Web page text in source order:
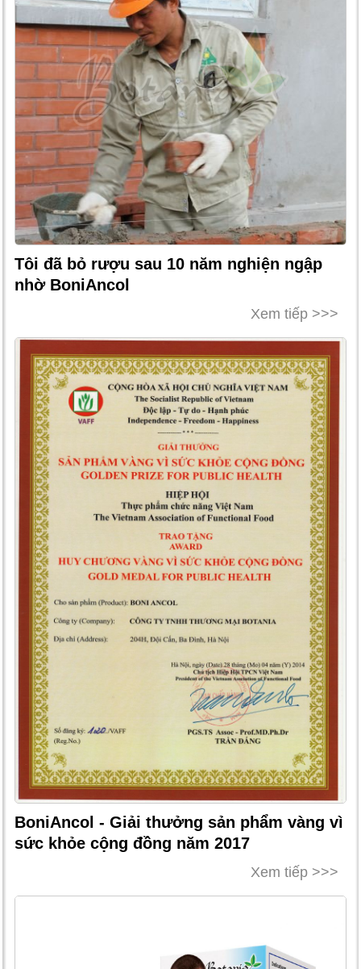
Tôi đã bỏ rượu sau 10 năm nghiện ngập
nhờ BoniAncol
Xem tiếp >>>
BoniAncol - Giải thưởng sản phẩm vàng vì
sức khỏe cộng đồng năm 2017
Xem tiếp >>>